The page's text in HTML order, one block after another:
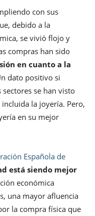
con sus
debido a la
se vivió flojo y
compras han sido
en cuanto a la
dato positivo si
se han visto
la joyería. Pero,
en su mejor
Española de
está siendo mejor
económica
una mayor afluencia
la compra física que